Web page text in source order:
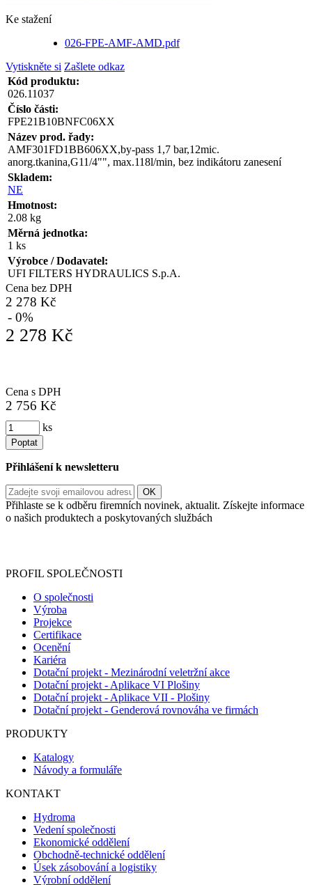
Ke stažení
026-FPE-AMF-AMD.pdf
Vytiskněte si Zašlete odkaz
Kód produktu:
026.11037
Číslo části:
FPE21B10BNFC06XX
Název prod. řady:
AMF301FD1BB606XX,by-pass 1,7 bar,12mic.
anorg.tkanina,G11/4"", max.118l/min, bez indikátoru zanesení
Skladem:
NE
Hmotnost:
2.08 kg
Měrná jednotka:
1 ks
Výrobce / Dodavatel:
UFI FILTERS HYDRAULICS S.p.A.
Cena bez DPH
2 278 Kč
- 0%
2 278 Kč
Cena s DPH
2 756 Kč
ks
Poptat
Přihlášení k newsletteru
Přihlaste se k odběru firemních novinek, aktualit. Získejte informace
o našich produktech a poskytovaných službách
PROFIL SPOLEČNOSTI
O společnosti
Výroba
Projekce
Certifikace
Ocenění
Kariéra
Dotační projekt - Mezinárodní veletržní akce
Dotační projekt - Aplikace VI Plošiny
Dotační projekt - Aplikace VII - Plošiny
Dotační projekt - Genderová rovnováha ve firmách
PRODUKTY
Katalogy
Návody a formuláře
KONTAKT
Hydroma
Vedení společnosti
Ekonomické oddělení
Obchodně-technické oddělení
Úsek zásobování a logistiky
Výrobní oddělení